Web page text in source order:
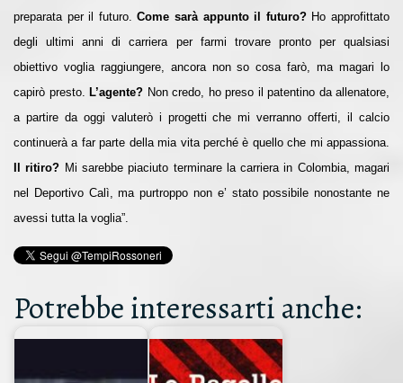
preparata per il futuro.Come sarà appunto il futuro?Ho approfittato
degli ultimi anni di carriera per farmi trovare pronto per qualsiasi
obiettivo voglia raggiungere, ancora non so cosa farò, ma magari lo
capirò presto. L’agente? Non credo, ho preso il patentino da allenatore,
a partire da oggi valuterò i progetti che mi verranno offerti, il calcio
continuerà a far parte della mia vita perché è quello che mi appassiona.
Il ritiro? Mi sarebbe piaciuto terminare la carriera in Colombia, magari
nel Deportivo Calì, ma purtroppo non e’ stato possibile nonostante ne
avessi tutta la voglia”.
Potrebbe interessarti anche: